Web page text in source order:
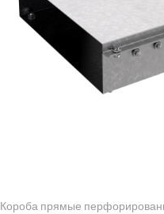
Короба прямые